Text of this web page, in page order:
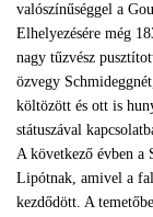
valószínűséggel a
Elhelyezésére még
nagy tűzvész
özvegy
költözött és ott is
státuszával
A következő évben a
Lipótnak, amivel a
kezdődött. A